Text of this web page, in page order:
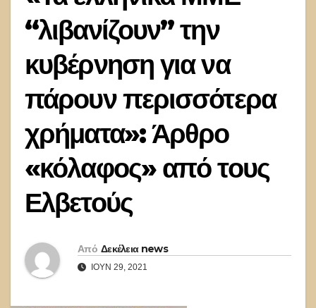
“λιβανίζουν” την
κυβέρνηση για να
πάρουν περισσότερα
χρήματα»: Άρθρο
«κόλαφος» από τους
Ελβετούς
Από Δεκέλεια news
ΙΟΎΝ 29, 2021